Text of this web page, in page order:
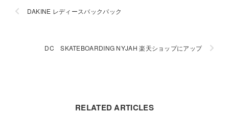
DAKINE レディースバックパック
DC SKATEBOARDING NYJAH 楽天ショップにアップ
RELATED ARTICLES